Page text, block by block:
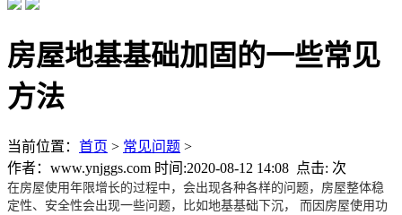
房屋地基基础加固的一些常见
方法
当前位置： 首页 > 常见问题 >
作者：www.ynjggs.com 时间:2020-08-12 14:08 点击: 次
在房屋使用年限增长的过程中，会出现各种各样的问题，房屋整体稳
定性、安全性会出现一些问题，比如地基基础下沉， 而因房屋使用功